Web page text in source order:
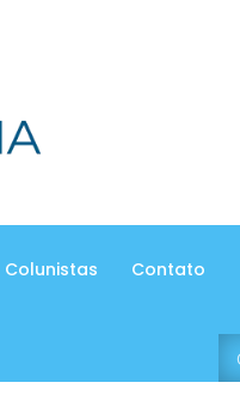
Colunistas Contato